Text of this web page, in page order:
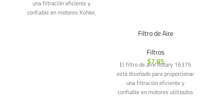
una filtración eficiente y
confiable en motores Kohler,
Filtro de Aire
Filtros
$7,85
El filtro de aire Rotary 16375
está diseñado para proporcionar
una filtración eficiente y
confiable en motores utilizados